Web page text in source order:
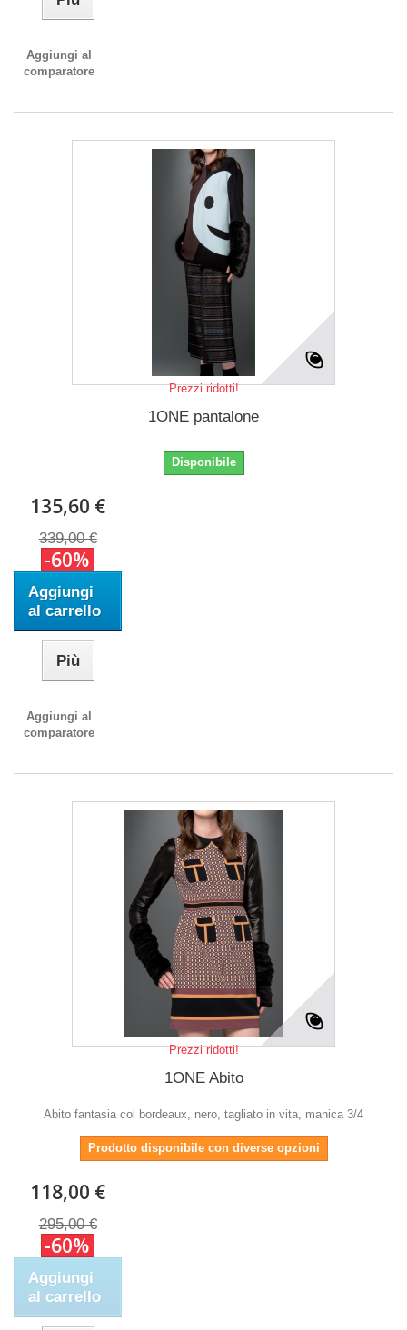
Aggiungi al
comparatore
Prezzi ridotti!
1ONE pantalone
Disponibile
135,60 €
339,00 €
-60%
Aggiungi
al carrello
Più
Aggiungi al
comparatore
Prezzi ridotti!
1ONE Abito
Abito fantasia col bordeaux, nero, tagliato in vita, manica 3/4
Prodotto disponibile con diverse opzioni
118,00 €
295,00 €
-60%
Aggiungi
al carrello